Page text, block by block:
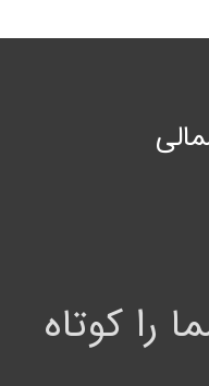
را کوتاه